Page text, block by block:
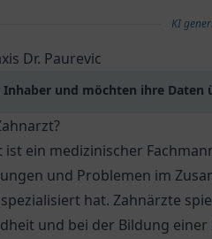
KI
Dr. Paurevic
Inhaber und möchten ihre Daten
ist ein medizinischer
und Problemen im
hat. Zahnärzte
und bei der Bildung